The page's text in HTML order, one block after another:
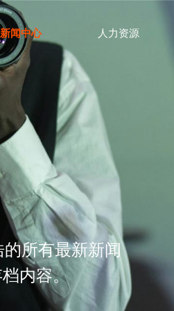
新闻中心 人力资源
所有最新新闻
内容。